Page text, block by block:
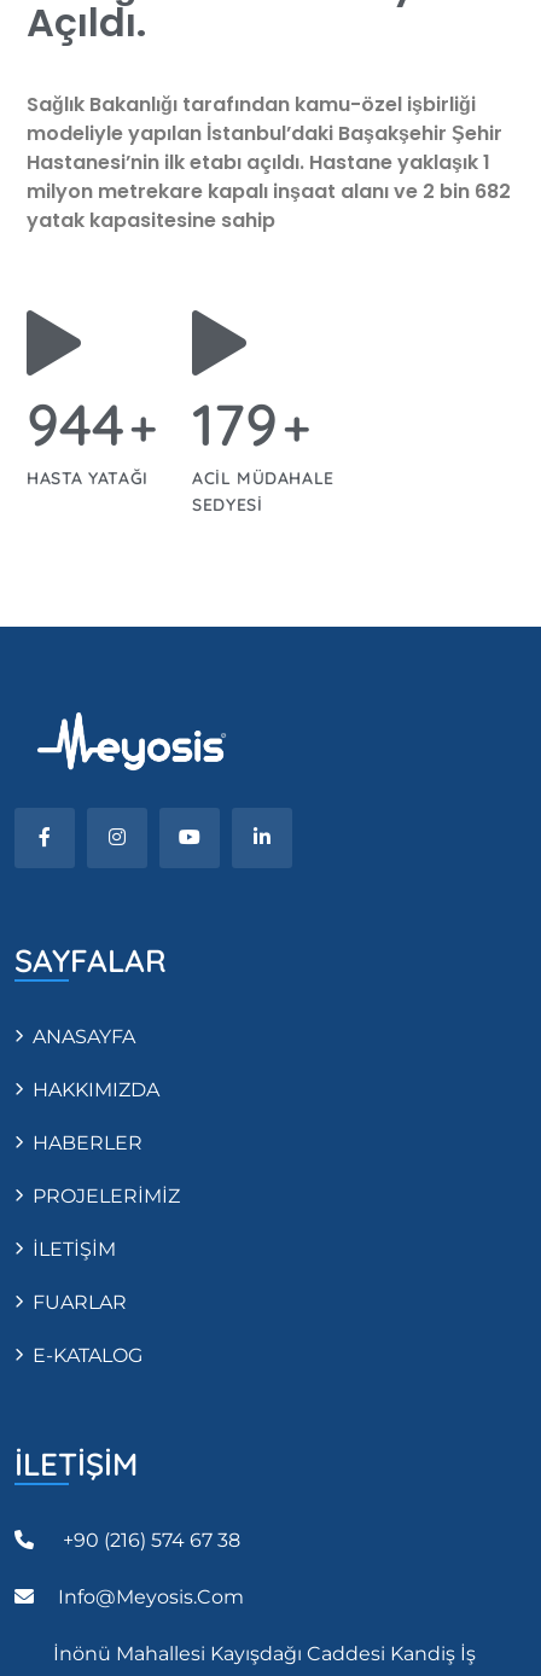
Açıldı.
Sağlık Bakanlığı tarafından kamu-özel işbirliği
modeliyle yapılan İstanbul’daki Başakşehir Şehir
Hastanesi’nin ilk etabı açıldı. Hastane yaklaşık 1
milyon metrekare kapalı inşaat alanı ve 2 bin 682
yatak kapasitesine sahip
988+
HASTA YATAĞI
187+
ACIL MÜDAHALE
SEDYESI
SAYFALAR
ANASAYFA
HAKKIMIZDA
HABERLER
PROJELERİMİZ
İLETİŞİM
FUARLAR
E-KATALOG
İLETİŞİM
+90 (216) 574 67 38
Info@meyosis.com
İnönü Mahallesi Kayışdağı Caddesi Kandiş İş